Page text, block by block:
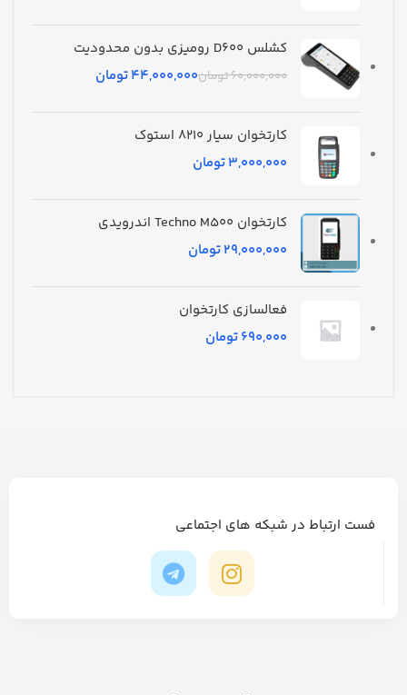
کشلس D600 رومیزی بدون محدودیت
60,000,000تومان44,000,000تومان
کارتخوان سیار 8210 استوک
تومان
کارتخوان Techno M500 اندرویدی
تومان
فعالسازی کارتخوان
تومان
فست ارتباط در شبکه های اجتماعی